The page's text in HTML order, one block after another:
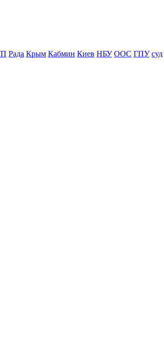
Рада Крым Кабмин Киев НБУ ООС ГПУ суд